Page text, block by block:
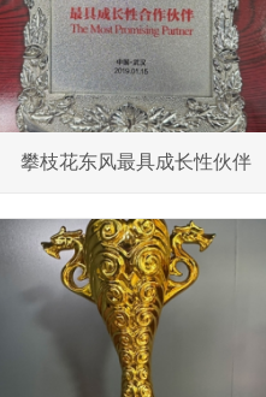
攀枝花东风最具成长性伙伴